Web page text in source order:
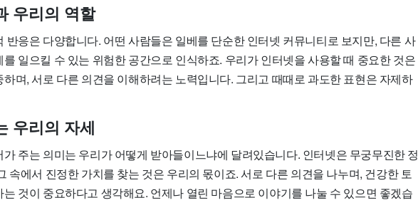
우리의 역할
반응은 다양합니다. 어떤 사람들은 일베를 단순한 인터넷 커뮤니티로 보지만, 다른 사
일으킬 수 있는 위험한 공간으로 인식하죠. 우리가 인터넷을 사용할 때 중요한 것은
며, 서로 다른 의견을 이해하려는 노력입니다. 그리고 때때로 과도한 표현은 자제하
우리의 자세
주는 의미는 우리가 어떻게 받아들이느냐에 달려있습니다. 인터넷은 무궁무진한 정
속에서 진정한 가치를 찾는 것은 우리의 몫이죠. 서로 다른 의견을 나누며, 건강한 토
것이 중요하다고 생각해요. 언제나 열린 마음으로 이야기를 나눌 수 있으면 좋겠습